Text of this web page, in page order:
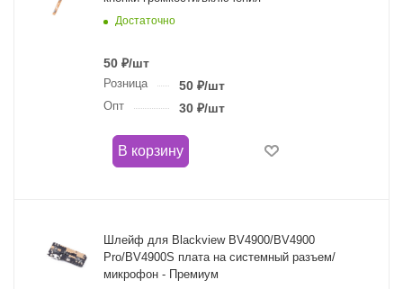
Достаточно
50 ₽/шт
Розница 50₽/шт
Опт 30₽/шт
В корзину
Шлейф для Blackview BV4900/BV4900
Pro/BV4900S плата на системный разъем/
микрофон - Премиум